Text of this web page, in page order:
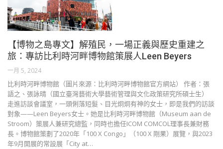
【博物之島專文】解殖民，一場正義與歷史重建之
旅：專訪比利時河畔博物館策展人Leen Beyers
一月 5, 2024
比利時河畔博物館（圖片來源：比利時河畔博物館官方網站） 作者：張
語之、張詠晴（國立臺灣藝術大學藝術管理與文化政策研究所碩士生）
走進訪談會議室，一頭俐落短髮、目光炯炯有神的女士，即是我們的訪談
對象——Leen Beyers女士。她是比利時河畔博物館（Museum aan de
Stroom）策展人兼研究總監，同時也擔任ICOM COMCOL理事長兼財務
長。博物館策劃了2020年「100 X Congo」（100 X 剛果）展覽，與2023
年9月開展的常設展「City at…